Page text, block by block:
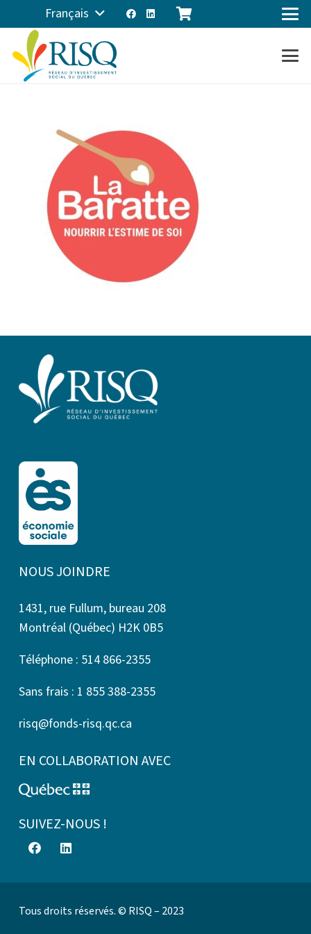
Français
NOUS JOINDRE
1431, rue Fullum, bureau 208
Montréal (Québec) H2K 0B5
Téléphone : 514 866-2355
Sans frais : 1 855 388-2355
risq@fonds-risq.qc.ca
EN COLLABORATION AVEC
SUIVEZ-NOUS !
Tous droits réservés. © RISQ – 2023